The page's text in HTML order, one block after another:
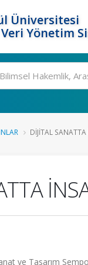
Üniversitesi
Yönetim
DİJİTAL
ve Tasarım